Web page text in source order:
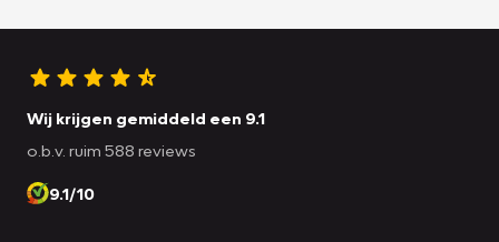
Wij krijgen gemiddeld een 9.1
o.b.v. ruim 588 reviews
9.1/10